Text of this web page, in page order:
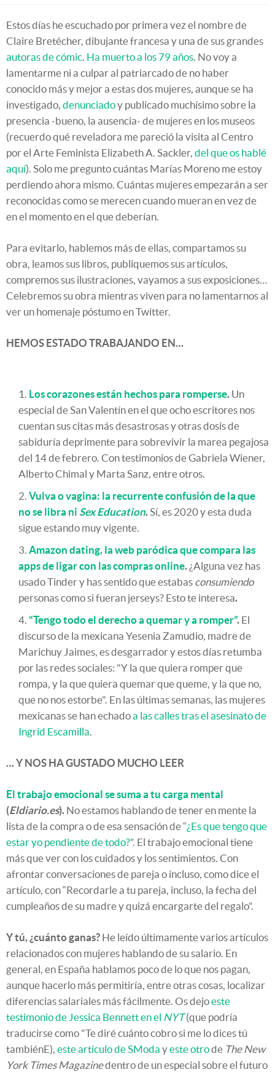
Estos días he escuchado por primera vez el nombre de
Claire Bretécher, dibujante francesa y una de sus grandes
autoras de cómic. Ha muerto a los 79 años. No voy a
lamentarme ni a culpar al patriarcado de no haber
conocido más y mejor a estas dos mujeres, aunque se ha
investigado, denunciadoy publicado muchísimo sobre la
presencia -bueno, la ausencia- de mujeres en los museos
(recuerdo qué reveladora me pareció la visita al Centro
por el Arte Feminista Elizabeth A. Sackler, del que os hablé
aquí). Solo me pregunto cuántas Marías Moreno me estoy
perdiendo ahora mismo. Cuántas mujeres empezarán a ser
reconocidas como se merecen cuando mueran en vez de
en el momento en el que deberían.
Para evitarlo, hablemos más de ellas, compartamos su
obra, leamos sus libros, publiquemos sus artículos,
compremos sus ilustraciones, vayamos a sus exposiciones…
Celebremos su obra mientras viven para no lamentarnos al
ver un homenaje póstumo en Twitter.
HEMOS ESTADO TRABAJANDO EN…
Los corazones están hechos para romperse. Un
especial de San Valentín en el que ocho escritores nos
cuentan sus citas más desastrosas y otras dosis de
sabiduría deprimente para sobrevivir la marea pegajosa
del 14 de febrero. Con testimonios de Gabriela Wiener,
Alberto Chimal y Marta Sanz, entre otros.
Vulva o vagina: la recurrente confusión de la que
no se libra ni Sex Education.Sí, es 2020 y esta duda
sigue estando muy vigente.
Amazon dating, la web paródica que compara las
apps de ligar con las compras online. ¿Alguna vez has
usado Tinder y has sentido que estabas consumiendo
personas como si fueran jerseys? Esto te interesa.
“Tengo todo el derecho a quemar y a romper”. El
discurso de la mexicana Yesenia Zamudio, madre de
Marichuy Jaimes, es desgarrador y estos días retumba
por las redes sociales: "Y la que quiera romper que
rompa, y la que quiera quemar que queme, y la que no,
que no nos estorbe". En las últimas semanas, las mujeres
mexicanas se han echadoa las calles tras el asesinato de
Ingrid Escamilla.
… Y NOS HA GUSTADO MUCHO LEER
El trabajo emocional se suma a tu carga mental
(Eldiario.es). No estamos hablando de tener en mente la
lista de la compra o de esa sensación de “¿Es que tengo que
estar yo pendiente de todo?”. El trabajo emocional tiene
más que ver con los cuidados y los sentimientos. Con
afrontar conversaciones de pareja o incluso, como dice el
artículo, con “Recordarle a tu pareja, incluso, la fecha del
cumpleaños de su madre y quizá encargarte del regalo”.
Y tú, ¿cuánto ganas? He leído últimamente varios artículos
relacionados con mujeres hablando de su salario. En
general, en España hablamos poco de lo que nos pagan,
aunque hacerlo más permitiría, entre otras cosas, localizar
diferencias salariales más fácilmente. Os dejoeste
testimonio de Jessica Bennett en el NYT(que podría
traducirse como "Te diré cuánto cobro si me lo dices tú
tambiénE), este artículo de SModa yeste otrode The New
York Times Magazinedentro de un especial sobre el futuro